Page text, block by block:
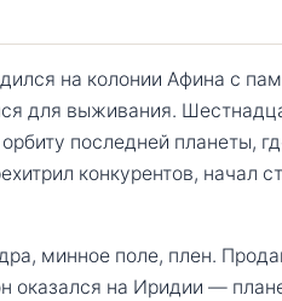
на колонии Афина с
для выживания.
орбиту последней планеты,
конкурентов, начал
минное поле, плен.
оказался на Иридии —